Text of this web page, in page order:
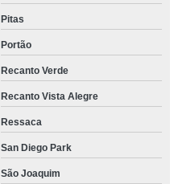
Pitas
Portão
Recanto Verde
Recanto Vista Alegre
Ressaca
San Diego Park
São Joaquim